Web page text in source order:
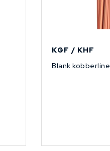
KGF / KHF
Blank kobberline